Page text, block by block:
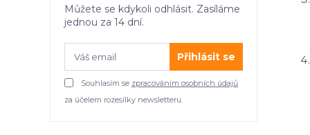
Můžete se kdykoli odhlásit. Zasíláme
jednou za 14 dní.
Přihlásit se
Souhlasím se zpracováním osobních údajů
za účelem rozesílky newsletteru.